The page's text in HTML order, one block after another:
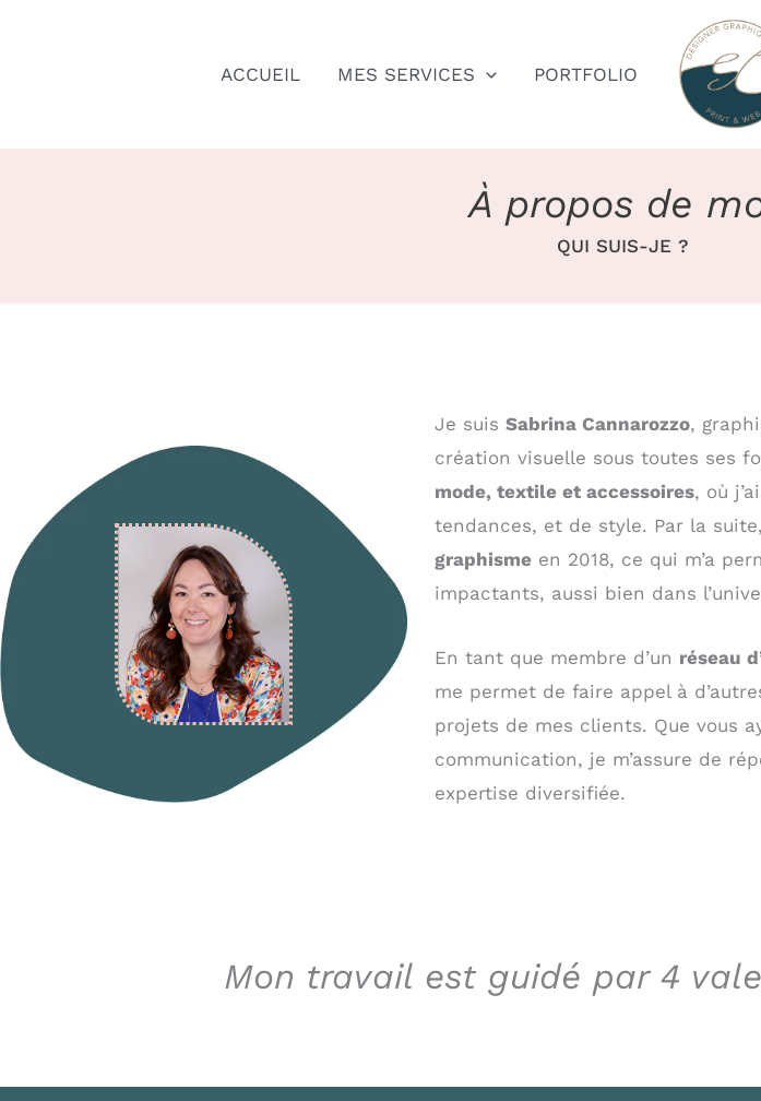
ACCUEIL MES SERVICES PORTFOLIO
À propos de
QUI SUIS-JE ?
Je suisSabrina Cannarozzo,
création visuelle sous toutes ses
mode, textile et accessoires, où
tendances, et de style. Par la
graphisme en 2018, ce qui m’a
impactants, aussi bien dans
En tant que membre d’un réseau
me permet de faire appel à
projets de mes clients. Que vous
communication, je m’assure de
expertise diversifiée.
Mon travail est guidé par 4